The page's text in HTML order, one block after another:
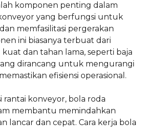
komponen penting dalam
yang berfungsi untuk
memfasilitasi pergerakan
ini biasanya terbuat dari
dan tahan lama, seperti baja
dirancang untuk mengurangi
efisiensi operasional.
rantai konveyor, bola roda
membantu memindahkan
lancar dan cepat. Cara kerja bola